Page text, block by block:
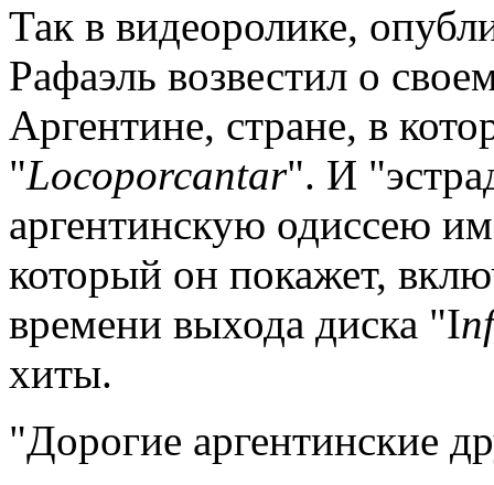
Так в видеоролике,
Рафаэль возвестил о
Аргентине, стране, в
"Locoporcantar". И
аргентинскую одиссею
который он покажет,
времени выхода диска "I
хиты.
"Дорогие аргентинские